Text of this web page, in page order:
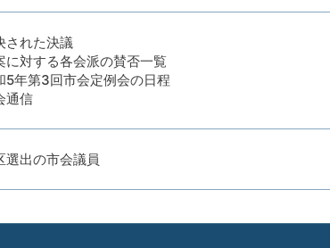
された決議
に対する各会派の賛否一覧
5年第3回市会定例会の日程
通信
選出の市会議員